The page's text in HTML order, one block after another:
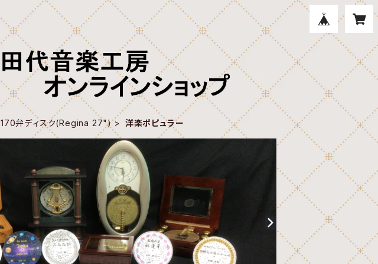
170弁ディスク(Regina 27") 洋楽ポピュラー